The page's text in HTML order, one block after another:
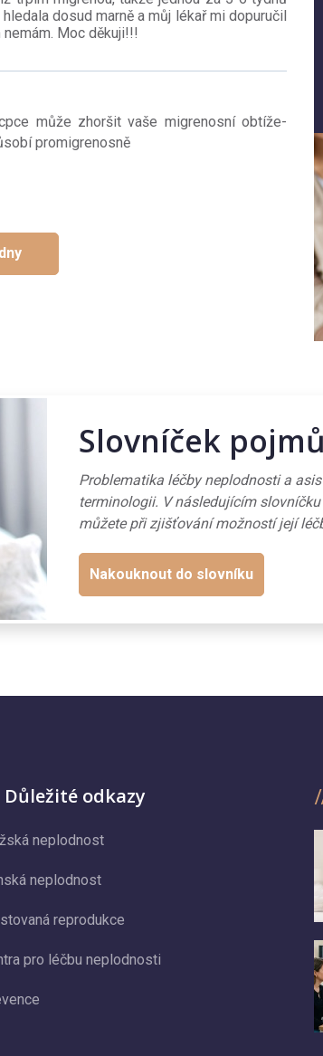
dosud marně a můj lékař mi dopuručil
Moc děkuji!!!
může zhoršit vaše migrenosní obtíže-
promigrenosně
Slovníček pojmů
Problematika léčby neplodnosti a
terminologii. V následujícím
můžete při zjišťování možností její
Nakouknout do slovníku
Důležité odkazy
neplodnost
neplodnost
reprodukce
pro léčbu neplodnosti